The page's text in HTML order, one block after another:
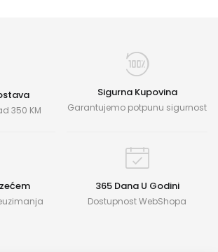
350 KM
Sigurna Kupovina
Garantujemo potpunu sigurnost
365 Dana U Godini
Dostupnost WebShopa